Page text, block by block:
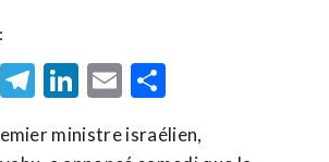
WhatsApp
Telegram
LinkedIn
Email
ministre israélien,